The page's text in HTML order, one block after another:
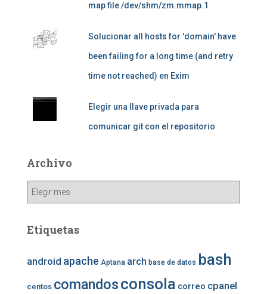
map file /dev/shm/zm.mmap.1
Solucionar all hosts for 'domain' have
been failing for a long time (and retry
time not reached) en Exim
Elegir una llave privada para
comunicar git con el repositorio
Archivo
Archivo
Etiquetas
android apache Aptana arch base de datos bash
centos comandosconsola correo cpanel